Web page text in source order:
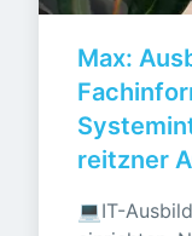
Max:
reitzner
💻IT-